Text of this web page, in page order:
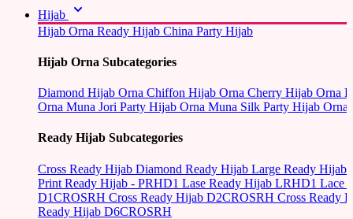
Hijab
Hijab Orna Ready Hijab China Party Hijab
Hijab Orna Subcategories
Diamond Hijab Orna Chiffon Hijab Orna Cherry Hijab Orna
Orna Muna Jori Party Hijab Orna Muna Silk Party Hijab Orna
Ready Hijab Subcategories
Cross Ready Hijab Diamond Ready Hijab Large Ready Hijab
Print Ready Hijab - PRHD1 Lase Ready Hijab LRHD1 Lace
D1CROSRH Cross Ready Hijab D2CROSRH Cross Ready
Ready Hijab D6CROSRH